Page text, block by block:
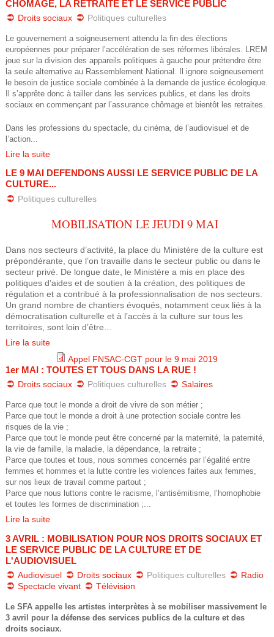
e
e
r
e
c
h
e
u
ê
t
e
i
c
i
CHÔMAGE, LA RETRAITE ET LE SERVICE PUBLIC
Droits sociaux Politiques culturelles
Le gouvernement a soigneusement attendu la fin des élections
européennes pour préparer l’accélération de ses réformes libérales. LREM
joue sur la division des appareils politiques à gauche pour prétendre être
la seule alternative au Rassemblement National. Il ignore soigneusement
le besoin de justice sociale combinée à la demande de justice écologique.
Il s’apprête donc à tailler dans les services publics, et dans les droits
sociaux en commençant par l’assurance chômage et bientôt les retraites.
Dans les professions du spectacle, du cinéma, de l’audiovisuel et de
l’action...
Lire la suite
LE 9 MAI DEFENDONS AUSSI LE SERVICE PUBLIC DE LA
CULTURE...
Politiques culturelles
MOBILISATION LE JEUDI 9 MAI
Dans nos secteurs d’activité, la place du Ministère de la culture est
prépondérante, que l’on travaille dans le secteur public ou dans le
secteur privé. De longue date, le Ministère a mis en place des
politiques d’aides et de soutien à la création, des politiques de
régulation et a contribué à la professionnalisation de nos secteurs.
Un grand nombre de chantiers évoqués, notamment ceux liés à la
démocratisation culturelle et à l’accès à la culture sur tous les
territoires, sont loin d’être...
Lire la suite
a
p
p
e
l
_
_
m
a
i
Appel FNSAC-CGT pour le 9 mai 2019
1er MAI : TOUTES ET TOUS DANS LA RUE !
Droits sociaux Politiques culturelles Salaires
Parce que tout le monde a droit de vivre de son métier ;
Parce que tout le monde a droit à une protection sociale contre les
risques de la vie ;
Parce que tout le monde peut être concerné par la maternité, la paternité,
la vie de famille, la maladie, la dépendance, la retraite ;
Parce que toutes et tous, nous sommes concernés par l’égalité entre
femmes et hommes et la lutte contre les violences faites aux femmes,
sur nos lieux de travail comme partout ;
Parce que nous luttons contre le racisme, l’antisémitisme, l’homophobie
et toutes les formes de discrimination ;...
Lire la suite
3 AVRIL : MOBILISATION POUR NOS DROITS SOCIAUX ET
LE SERVICE PUBLIC DE LA CULTURE ET DE
L'AUDIOVISUEL
Audiovisuel Droits sociaux Politiques culturelles
Radio
Spectacle vivant
Télévision
Le SFA appelle les artistes interprètes à se mobiliser massivement le
3 avril pour la défense des services publics de la culture et des
droits sociaux.